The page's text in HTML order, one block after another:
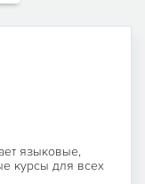
языковые,
курсы для всех